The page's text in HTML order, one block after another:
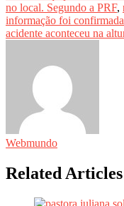
no local. Segundo a PRF,
informação foi
acidente aconteceu na
Webmundo
Related Articles